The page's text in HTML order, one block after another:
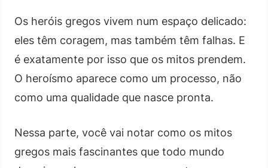
Os heróis gregos vivem num espaço delicado:
eles têm coragem, mas também têm falhas. E
é exatamente por isso que os mitos prendem.
O heroísmo aparece como um processo, não
como uma qualidade que nasce pronta.
Nessa parte, você vai notar como os mitos
gregos mais fascinantes que todo mundo